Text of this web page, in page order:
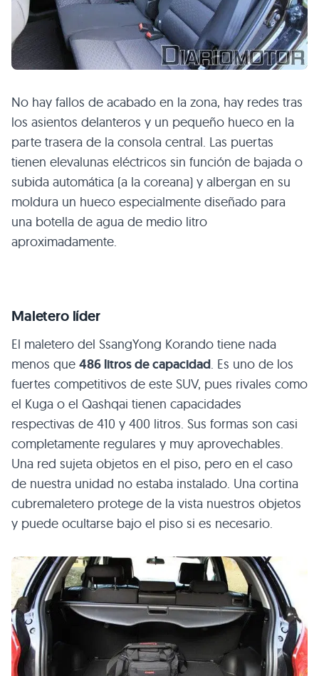
No hay fallos de acabado en la zona, hay redes tras
los asientos delanteros y un pequeño hueco en la
parte trasera de la consola central. Las puertas
tienen elevalunas eléctricos sin función de bajada o
subida automática (a la coreana) y albergan en su
moldura un hueco especialmente diseñado para
una botella de agua de medio litro
aproximadamente.
Maletero líder
El maletero del SsangYong Korando tiene nada
menos que 486 litros de capacidad. Es uno de los
fuertes competitivos de este SUV, pues rivales como
el Kuga o el Qashqai tienen capacidades
respectivas de 410 y 400 litros. Sus formas son casi
completamente regulares y muy aprovechables.
Una red sujeta objetos en el piso, pero en el caso
de nuestra unidad no estaba instalado. Una cortina
cubremaletero protege de la vista nuestros objetos
y puede ocultarse bajo el piso si es necesario.